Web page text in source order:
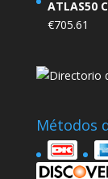
ATLAS50
€705.61
Métodos